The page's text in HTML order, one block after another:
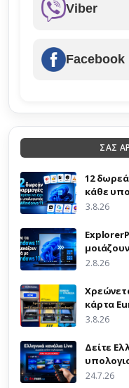
Viber
Facebook
ΣΑΣ
12
κάθε
3.8.26
2.8.26
κάρτα
3.8.26
Δείτε
24.7.26